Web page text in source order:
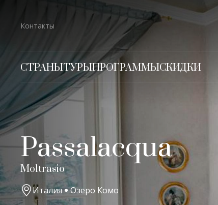
Контакты
СТРАНЫТУРЫПРОГРАММЫСКИДКИ
Passalacqua
Moltrasio
Италия Озеро Комо